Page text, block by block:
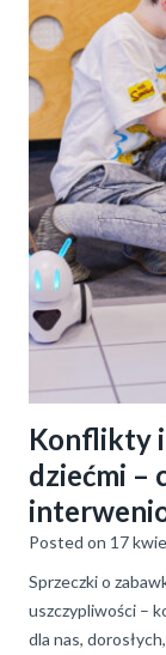
Konflikty
dziećmi –
Posted on 17
Sprzeczki o
uszczypliwości –
dla nas,